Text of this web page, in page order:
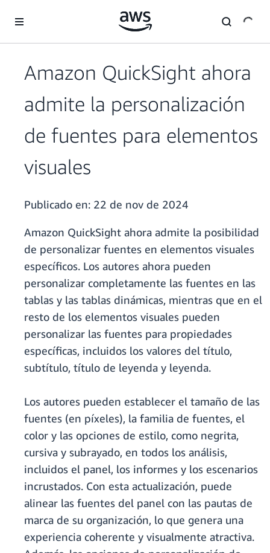
Amazon QuickSight ahora
admite la personalización
de fuentes para elementos
visuales
Publicado en: 22 de nov de 2024
Amazon QuickSight ahora admite la posibilidad
de personalizar fuentes en elementos visuales
específicos. Los autores ahora pueden
personalizar completamente las fuentes en las
tablas y las tablas dinámicas, mientras que en el
resto de los elementos visuales pueden
personalizar las fuentes para propiedades
específicas, incluidos los valores del título,
subtítulo, título de leyenda y leyenda.
Los autores pueden establecer el tamaño de las
fuentes (en píxeles), la familia de fuentes, el
color y las opciones de estilo, como negrita,
cursiva y subrayado, en todos los análisis,
incluidos el panel, los informes y los escenarios
incrustados. Con esta actualización, puede
alinear las fuentes del panel con las pautas de
marca de su organización, lo que genera una
experiencia coherente y visualmente atractiva.